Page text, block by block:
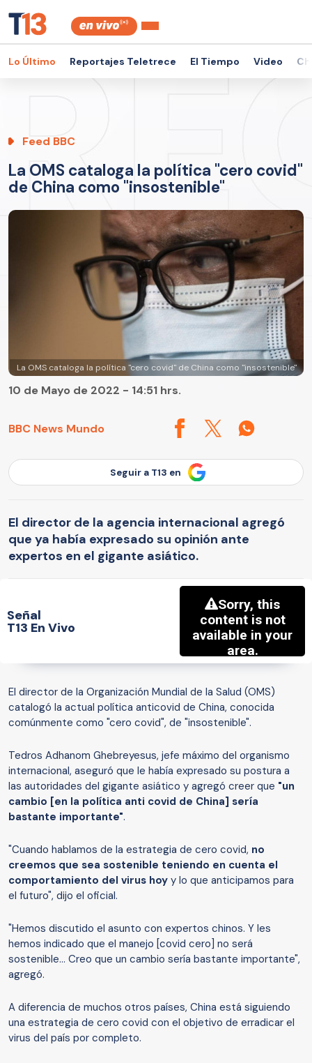
Lo Último Reportajes Teletrece El Tiempo Video
Feed BBC
La OMS cataloga la política "cero covid"
de China como "insostenible"
La OMS cataloga la política "cero covid" de China como "insostenible"
BBC News Mundo
10 de Mayo de 2022 - 14:51 hrs.
Seguir a T13 en
El director de la agencia internacional agregó
que ya había expresado su opinión ante
expertos en el gigante asiático.
Señal
T13 En Vivo
El director de la Organización Mundial de la Salud (OMS)
catalogó la actual política anticovid de China, conocida
comúnmente como "cero covid", de "insostenible".
Tedros Adhanom Ghebreyesus, jefe máximo del organismo
internacional, aseguró que le había expresado su postura a
las autoridades del gigante asiático y agregó creer que "un
cambio [en la política anti covid de China] sería
bastante importante".
"Cuando hablamos de la estrategia de cero covid, no
creemos que sea sostenible teniendo en cuenta el
comportamiento del virus hoy y lo que anticipamos para
el futuro", dijo el oficial.
"Hemos discutido el asunto con expertos chinos. Y les
hemos indicado que el manejo [covid cero] no será
sostenible... Creo que un cambio sería bastante importante",
agregó.
A diferencia de muchos otros países, China está siguiendo
una estrategia de cero covid con el objetivo de erradicar el
virus del país por completo.